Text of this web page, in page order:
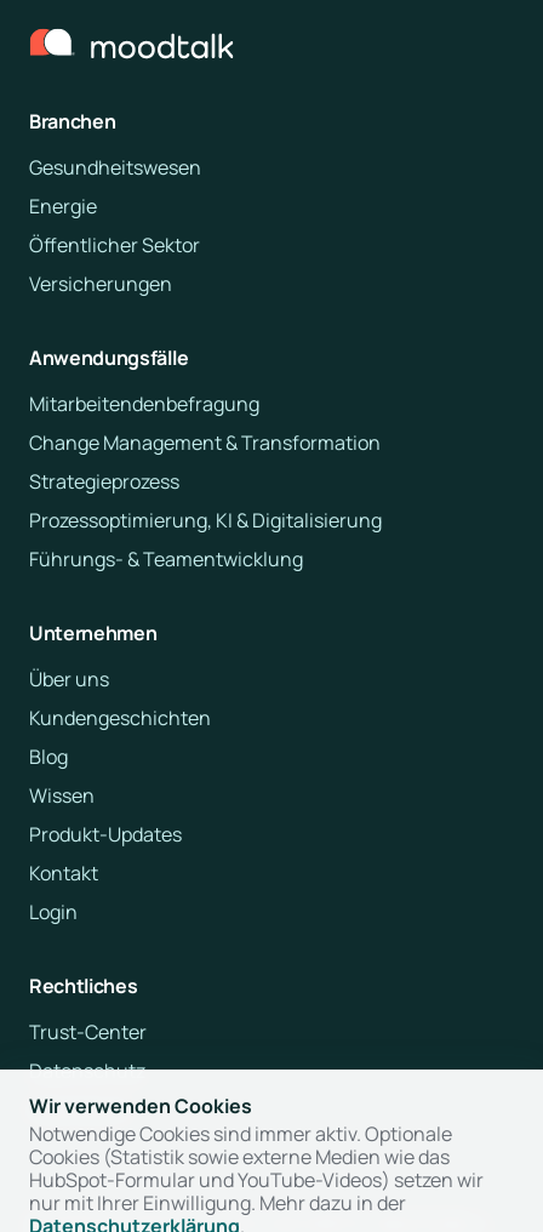
Branchen
Gesundheitswesen
Energie
Öffentlicher Sektor
Versicherungen
Anwendungsfälle
Mitarbeitendenbefragung
Change Management & Transformation
Strategieprozess
Prozessoptimierung, KI & Digitalisierung
Führungs- & Teamentwicklung
Unternehmen
Über uns
Kundengeschichten
Blog
Wissen
Produkt-Updates
Kontakt
Login
Rechtliches
Trust-Center
Datenschutz
Impressum
© 2026 Moodtalk AG · CHE-425.228.113 · Bahnhofpl. 1,
Wir verwenden Cookies
Notwendige Cookies sind immer aktiv. Optionale
Cookies (Statistik sowie externe Medien wie das
HubSpot-Formular und YouTube-Videos) setzen wir
nur mit Ihrer Einwilligung. Mehr dazu in der
Datenschutzerklärung.